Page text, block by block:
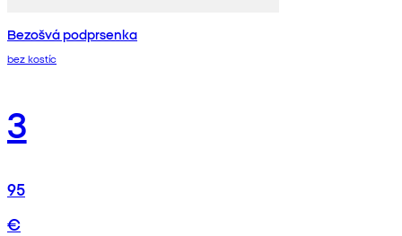
Bezošvá podprsenka
bez kostíc
3
95
€